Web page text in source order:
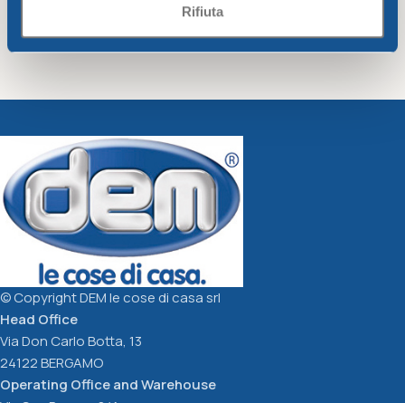
Rifiuta
Greentime
6,89€
Add To Cart
8,91
Add To Cart
© Copyright DEM le cose di casa srl
Head Office
Via Don Carlo Botta, 13
24122 BERGAMO
Operating Office and Warehouse